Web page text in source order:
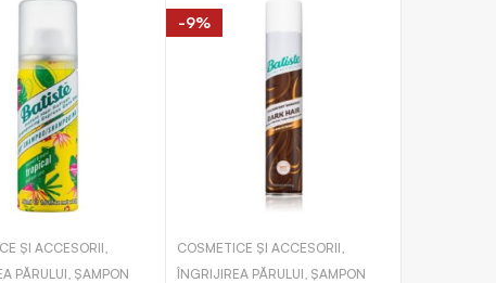
ȘI ACCESORII,
PĂRULUI, ȘAMPON
-9%
COSMETICE ȘI ACCESORII,
ÎNGRIJIREA PĂRULUI, ȘAMPON